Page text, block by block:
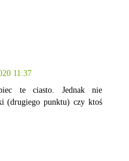
11:37
te ciasto. Jednak nie
(drugiego punktu) czy ktoś